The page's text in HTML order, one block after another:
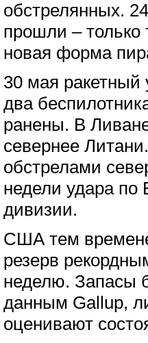
обстрелянных.
прошли – только
новая форма
30 мая
два
ранены. В
севернее
обстрелами
недели удара по
дивизии.
США тем
резерв
неделю. Запасы
данным Gallup,
оценивают